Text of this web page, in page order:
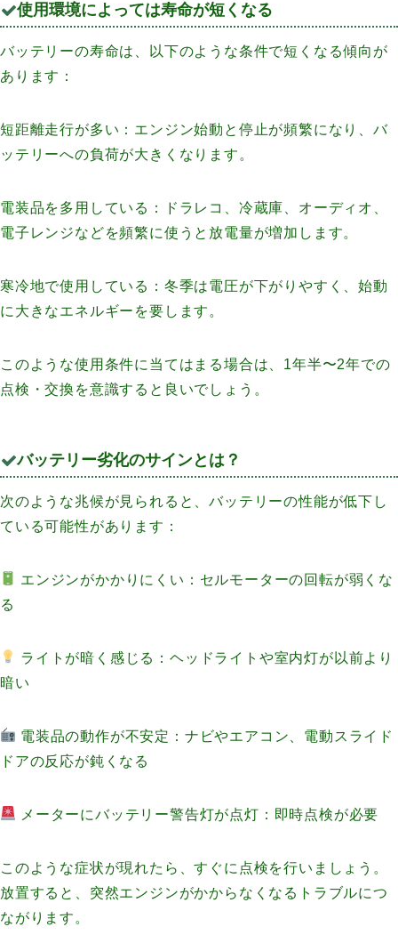
使用環境によっては寿命が短くなる
バッテリーの寿命は、以下のような条件で短くなる傾向が
あります：
短距離走行が多い：エンジン始動と停止が頻繁になり、バ
ッテリーへの負荷が大きくなります。
電装品を多用している：ドラレコ、冷蔵庫、オーディオ、
電子レンジなどを頻繁に使うと放電量が増加します。
寒冷地で使用している：冬季は電圧が下がりやすく、始動
に大きなエネルギーを要します。
このような使用条件に当てはまる場合は、1年半〜2年での
点検・交換を意識すると良いでしょう。
バッテリー劣化のサインとは？
次のような兆候が見られると、バッテリーの性能が低下し
ている可能性があります：
エンジンがかかりにくい：セルモーターの回転が弱くな
る
ライトが暗く感じる：ヘッドライトや室内灯が以前より
暗い
電装品の動作が不安定：ナビやエアコン、電動スライド
ドアの反応が鈍くなる
メーターにバッテリー警告灯が点灯：即時点検が必要
このような症状が現れたら、すぐに点検を行いましょう。
放置すると、突然エンジンがかからなくなるトラブルにつ
ながります。